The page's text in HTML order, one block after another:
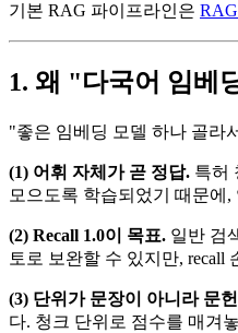
기본 RAG 파이프라인은
1. 왜 "다국어 임베
"좋은 임베딩 모델 하나 골라
(1) 어휘 자체가 곧 정답. 특허
모으도록 학습되었기 때문에,
(2) Recall 1.0이 목표. 일반 검
토로 보완할 수 있지만,
(3) 단위가 문장이 아니라 문
다. 청크 단위로 점수를 매겨